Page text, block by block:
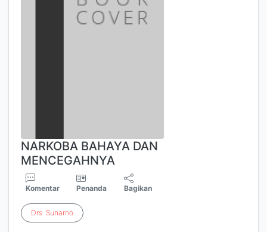
NARKOBA BAHAYA DAN
MENCEGAHNYA
Komentar Penanda Bagikan
Drs. Sunarno